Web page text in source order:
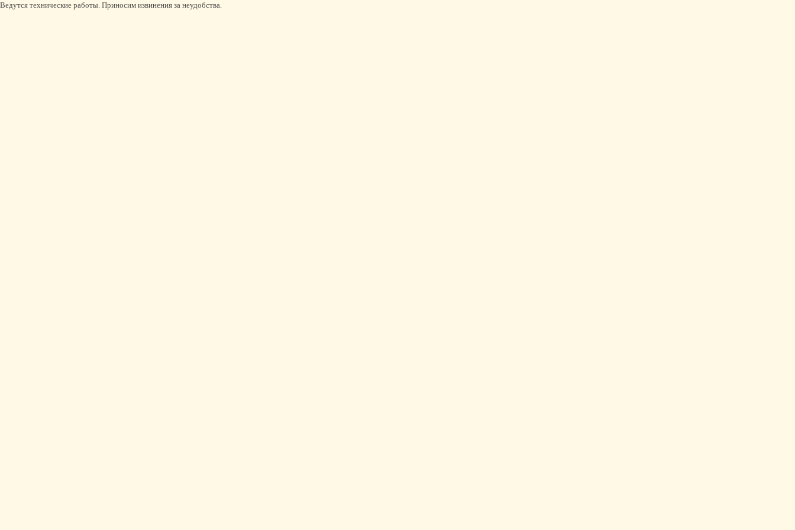
Ведутся технические работы. Приносим извинения за неудобства.